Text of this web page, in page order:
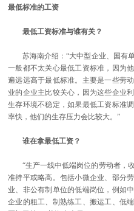
最低标准的工资
最低工资标准与谁有关？
苏海南介绍：“大中型企业、国有单
一般都不太关心最低工资标准，因为
遍远远高于最低标准。主要是一些劳
业的企业主比较关心，因为这些企业
生存环境不稳定，如果最低工资标准
率快，他们的生存压力会比较大。”
谁在拿最低工资？
“生产一线中低端岗位的劳动者，
准持平或略高。包括小微企业、部分
业、非公有制单位的低端岗位，例如
企业的粗工、制熟练工、搬运工、低